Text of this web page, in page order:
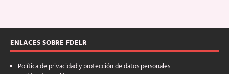
ENLACES SOBRE FDELR
Política de privacidad y protección de datos personales